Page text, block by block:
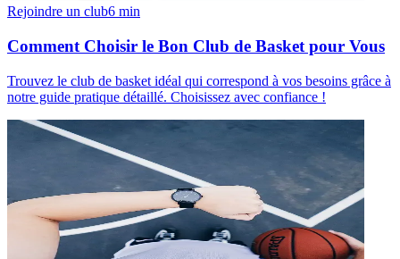
Rejoindre un club6 min
Comment Choisir le Bon Club de Basket pour Vous
Trouvez le club de basket idéal qui correspond à vos besoins grâce à
notre guide pratique détaillé. Choisissez avec confiance !